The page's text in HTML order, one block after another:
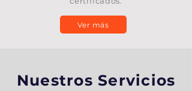
Ver más
Nuestros Servicios